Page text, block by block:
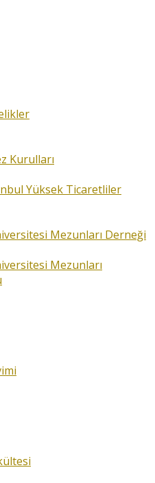
Kurulları
Yüksek Ticaretliler
Mezunları Derneği
Mezunları